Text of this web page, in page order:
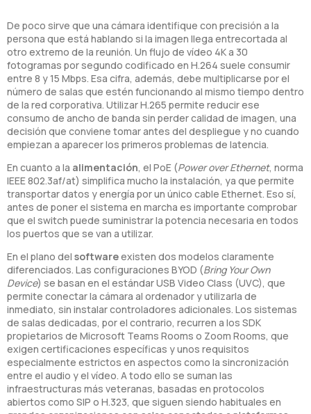
De poco sirve que una cámara identifique con precisión a la
persona que está hablando si la imagen llega entrecortada al
otro extremo de la reunión. Un flujo de vídeo 4K a 30
fotogramas por segundo codificado en H.264 suele consumir
entre 8 y 15 Mbps. Esa cifra, además, debe multiplicarse por el
número de salas que estén funcionando al mismo tiempo dentro
de la red corporativa. Utilizar H.265 permite reducir ese
consumo de ancho de banda sin perder calidad de imagen, una
decisión que conviene tomar antes del despliegue y no cuando
empiezan a aparecer los primeros problemas de latencia.
En cuanto a la alimentación, el PoE (Power over Ethernet, norma
IEEE 802.3af/at) simplifica mucho la instalación, ya que permite
transportar datos y energía por un único cable Ethernet. Eso sí,
antes de poner el sistema en marcha es importante comprobar
que el switch puede suministrar la potencia necesaria en todos
los puertos que se van a utilizar.
En el plano del softwareexisten dos modelos claramente
diferenciados. Las configuraciones BYOD (Bring Your Own
Device) se basan en el estándar USB Video Class (UVC), que
permite conectar la cámara al ordenador y utilizarla de
inmediato, sin instalar controladores adicionales. Los sistemas
de salas dedicadas, por el contrario, recurren a los SDK
propietarios de Microsoft Teams Rooms o Zoom Rooms, que
exigen certificaciones específicas y unos requisitos
especialmente estrictos en aspectos como la sincronización
entre el audio y el vídeo. A todo ello se suman las
infraestructuras más veteranas, basadas en protocolos
abiertos como SIP o H.323, que siguen siendo habituales en